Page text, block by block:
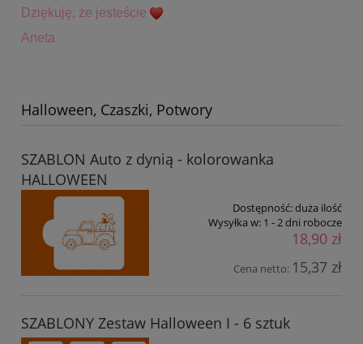
Dziękuję, że jesteście
Aneta
Halloween, Czaszki, Potwory
SZABLON Auto z dynią - kolorowanka
HALLOWEEN
Dostępność:duża ilość
Wysyłka w: 1 - 2 dni robocze
18,90 zł
Cena netto: 15,37 zł
SZABLONY Zestaw Halloween I - 6 sztuk